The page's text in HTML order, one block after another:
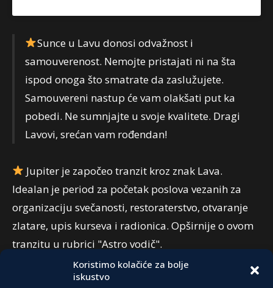
Koristimo kolačiće za bolje
iskustvo
Sunce u Lavu donosi odvažnost i
samouverenost. Nemojte pristajati ni na šta
ispod onoga što smatrate da zaslužujete.
Samouvereni nastup će vam olakšati put ka
pobedi. Ne sumnjajte u svoje kvalitete. Dragi
Lavovi, srećan vam rođendan!
Jupiter je započeo tranzit kroz znak Lava.
Idealan je period za početak poslova vezanih za
organizaciju svečanosti, restoraterstvo, otvaranje
zlatare, upis kurseva i radionica. Opširnije o ovom
tranzitu u rubrici "Astro vodič".